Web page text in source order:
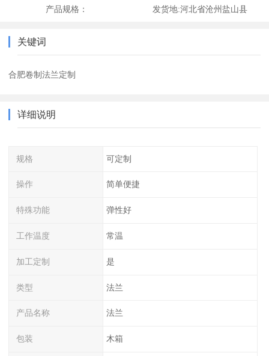
产品规格： 发货地:河北省沧州盐山县
关键词
合肥卷制法兰定制
详细说明
规格 可定制
操作 简单便捷
特殊功能 弹性好
工作温度 常温
加工定制 是
类型 法兰
产品名称 法兰
包装 木箱